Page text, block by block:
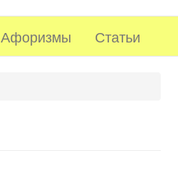
Афоризмы Статьи